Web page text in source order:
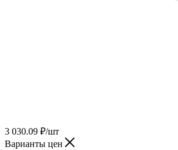
3 030.09 ₽/шт
Варианты цен